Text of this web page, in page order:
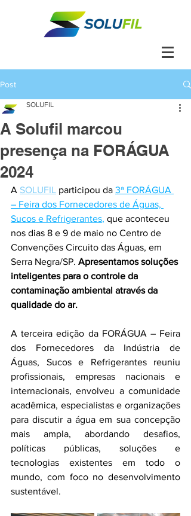
Post
A Solufil marcou
presença na FORÁGUA
2024
SOLUFIL
A SOLUFIL participou da 3ª FORÁGUA
– Feira dos Fornecedores de Águas,
Sucos e Refrigerantes, que aconteceu
nos dias 8 e 9 de maio no Centro de
Convenções Circuito das Águas, em
Serra Negra/SP. Apresentamos soluções
inteligentes para o controle da
contaminação ambiental através da
qualidade do ar.
A terceira edição da FORÁGUA – Feira
dos Fornecedores da Indústria de
Águas, Sucos e Refrigerantes reuniu
profissionais, empresas nacionais e
internacionais, envolveu a comunidade
acadêmica, especialistas e organizações
para discutir a água em sua concepção
mais ampla, abordando desafios,
políticas públicas, soluções e
tecnologias existentes em todo o
mundo, com foco no desenvolvimento
sustentável.